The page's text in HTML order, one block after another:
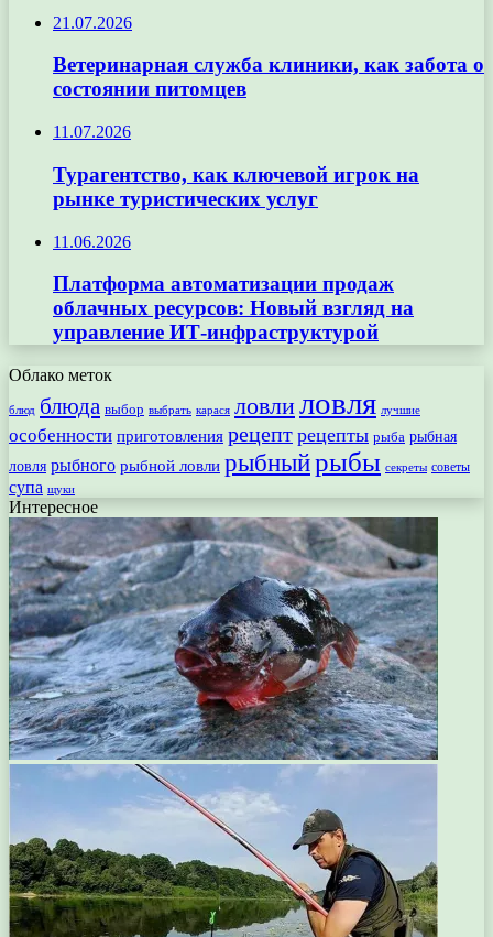
21.07.2026
Ветеринарная служба клиники, как забота о
состоянии питомцев
11.07.2026
Турагентство, как ключевой игрок на
рынке туристических услуг
11.06.2026
Платформа автоматизации продаж
облачных ресурсов: Новый взгляд на
управление ИТ-инфраструктурой
Облако меток
блюд блюда выбор выбрать карася ловлиловля лучшие
особенности приготовления рецепт рецепты рыба рыбная
ловля рыбного рыбной ловли рыбныйрыбы секреты советы
супа щуки
Интересное